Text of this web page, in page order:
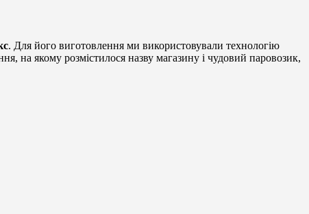
. Для його виготовлення ми використовували технологію
на якому розмістилося назву магазину і чудовий паровозик,